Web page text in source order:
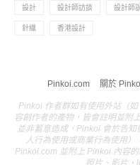
設計 設計師訪談 設計師
針織 香港設計
Pinkoi.com 關於
Pinkoi 作者群如有使用外站（
容創作者的產物，皆會註明並附
並非蓄意造成，Pinkoi 會於告
人行為使用或商業行為使用
Pinkoi.com 並附上 Pinkoi 內容
照片、影片、